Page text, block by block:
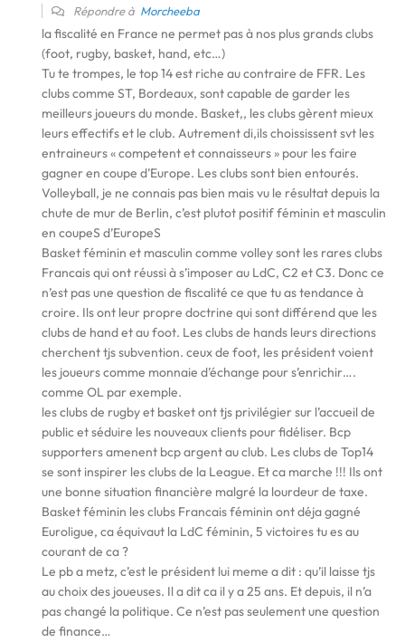
Répondre à Morcheeba
la fiscalité en France ne permet pas à nos plus grands clubs
(foot, rugby, basket, hand, etc…)
Tu te trompes, le top 14 est riche au contraire de FFR. Les
clubs comme ST, Bordeaux, sont capable de garder les
meilleurs joueurs du monde. Basket,, les clubs gèrent mieux
leurs effectifs et le club. Autrement di,ils choississent svt les
entraineurs « competent et connaisseurs » pour les faire
gagner en coupe d’Europe. Les clubs sont bien entourés.
Volleyball, je ne connais pas bien mais vu le résultat depuis la
chute de mur de Berlin, c’est plutot positif féminin et masculin
en coupeS d’EuropeS
Basket féminin et masculin comme volley sont les rares clubs
Francais qui ont réussi à s’imposer au LdC, C2 et C3. Donc ce
n’est pas une question de fiscalité ce que tu as tendance à
croire. Ils ont leur propre doctrine qui sont différend que les
clubs de hand et au foot. Les clubs de hands leurs directions
cherchent tjs subvention. ceux de foot, les président voient
les joueurs comme monnaie d’échange pour s’enrichir….
comme OL par exemple.
les clubs de rugby et basket ont tjs privilégier sur l’accueil de
public et séduire les nouveaux clients pour fidéliser. Bcp
supporters amenent bcp argent au club. Les clubs de Top14
se sont inspirer les clubs de la League. Et ca marche !!! Ils ont
une bonne situation financière malgré la lourdeur de taxe.
Basket féminin les clubs Francais féminin ont déja gagné
Euroligue, ca équivaut la LdC féminin, 5 victoires tu es au
courant de ca ?
Le pb a metz, c’est le président lui meme a dit : qu’il laisse tjs
au choix des joueuses. Il a dit ca il y a 25 ans. Et depuis, il n’a
pas changé la politique. Ce n’est pas seulement une question
de finance…